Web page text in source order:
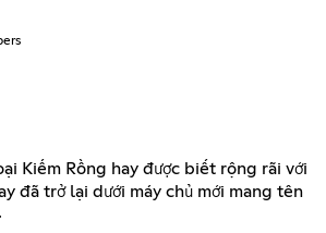
Kiếm Rồng hay được biết rộng rãi với
đã trở lại dưới máy chủ mới mang tên